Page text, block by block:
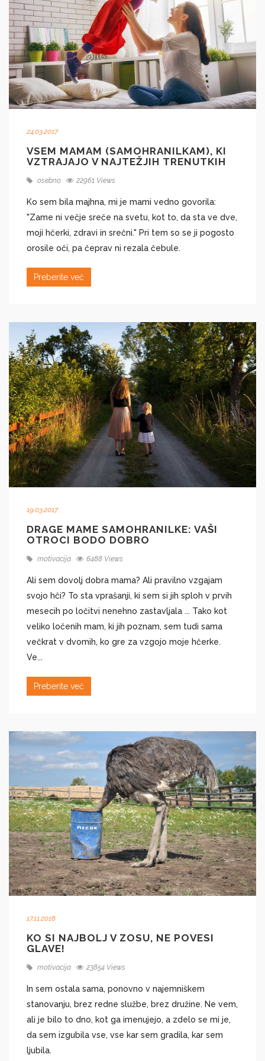
24.03.2017
VSEM MAMAM (SAMOHRANILKAM), KI
VZTRAJAJO V NAJTEŽJIH TRENUTKIH
osebno 22961 Views
Ko sem bila majhna, mi je mami vedno govorila:
"Zame ni večje sreče na svetu, kot to, da sta ve dve,
moji hčerki, zdravi in srečni." Pri tem so se ji pogosto
orosile oči, pa čeprav ni rezala čebule.
Preberite več
19.03.2017
DRAGE MAME SAMOHRANILKE: VAŠI
OTROCI BODO DOBRO
motivacija 6488 Views
Ali sem dovolj dobra mama? Ali pravilno vzgajam
svojo hči? To sta vprašanji, ki sem si jih sploh v prvih
mesecih po ločitvi nenehno zastavljala ... Tako kot
veliko ločenih mam, ki jih poznam, sem tudi sama
večkrat v dvomih, ko gre za vzgojo moje hčerke.
Ve...
Preberite več
17.11.2016
KO SI NAJBOLJ V ZOSU, NE POVESI
GLAVE!
motivacija 23854 Views
​In sem ostala sama, ponovno v najemniškem
stanovanju, brez redne službe, brez družine. Ne vem,
ali je bilo to dno, kot ga imenujejo, a zdelo se mi je,
da sem izgubila vse, vse kar sem gradila, kar sem
ljubila.